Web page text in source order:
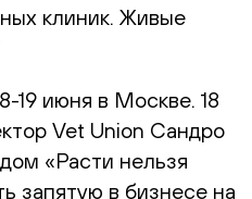
клиник. Живые
19 июня в Москве. 18
Vet Union Сандро
«Расти нельзя
запятую в бизнесе на